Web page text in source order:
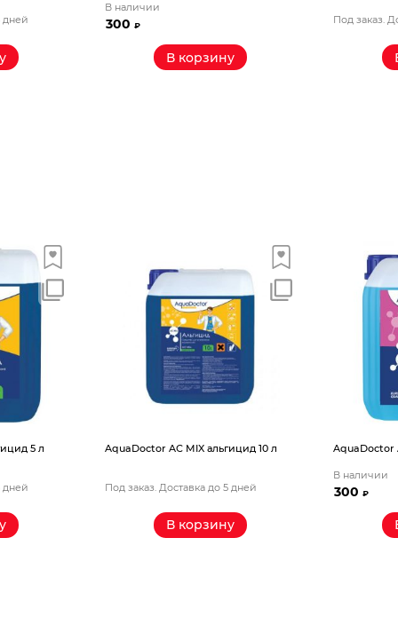
дней
В наличии
300₽
В корзину
Под заказ.
5 л
дней
AquaDoctor AС MIX альгицид 10 л
Под заказ. Доставка до 5 дней
В корзину
AquaDoctor
В наличии
300₽